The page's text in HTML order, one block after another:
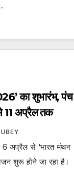
का शुभारंभ, पंच
से 11 अप्रैल तक
6 अप्रैल से ‘भारत मंथन
शुरू होने जा रहा है।